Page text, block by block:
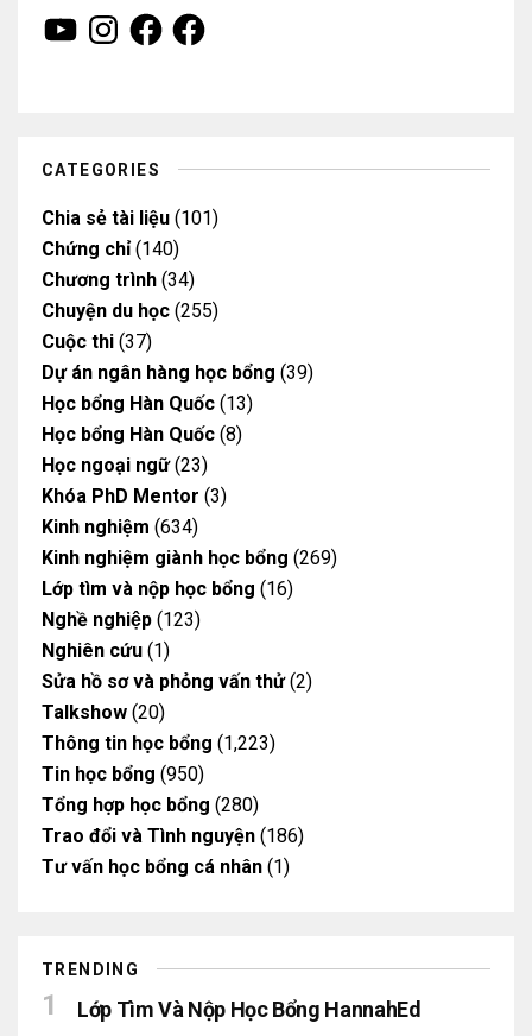
Y
o
n
m
F
a
F
a
CATEGORIES
Chia sẻ tài liệu (101)
Chứng chỉ(140)
Chương trình (34)
Chuyện du học (255)
Cuộc thi (37)
Dự án ngân hàng học bổng (39)
Học bổng Hàn Quốc (13)
Học bổng Hàn Quốc (8)
Học ngoại ngữ(23)
Khóa PhD Mentor (3)
Kinh nghiệm (634)
Kinh nghiệm giành học bổng (269)
Lớp tìm và nộp học bổng (16)
Nghề nghiệp (123)
Nghiên cứu (1)
Sửa hồ sơ và phỏng vấn thử(2)
Talkshow (20)
Thông tin học bổng (1,223)
Tin học bổng (950)
Tổng hợp học bổng (280)
Trao đổi và Tình nguyện (186)
Tư vấn học bổng cá nhân (1)
TRENDING
Lớp Tìm Và Nộp Học Bổng HannahEd